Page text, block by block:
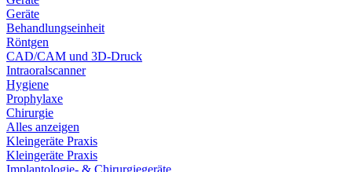
Geräte
Behandlungseinheit
Röntgen
CAD/CAM und 3D-Druck
Intraoralscanner
Hygiene
Prophylaxe
Chirurgie
Alles anzeigen
Kleingeräte Praxis
Kleingeräte Praxis
Implantologie- & Chirurgiegeräte